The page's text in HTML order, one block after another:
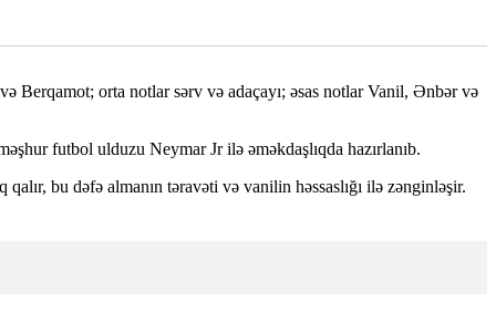
Berqamot; orta notlar sərv və adaçayı; əsas notlar Vanil, Ənbər və
futbol ulduzu Neymar Jr ilə əməkdaşlıqda hazırlanıb.
bu dəfə almanın təravəti və vanilin həssaslığı ilə zənginləşir.